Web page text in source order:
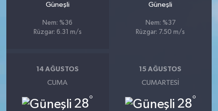
Güneşli
Nem: %36
Rüzgar: 6.31 m/s
Güneşli
Nem: %37
Rüzgar: 7.50 m/s
14 AĞUSTOS
CUMA
28°
15 AĞUSTOS
CUMARTESI
28°